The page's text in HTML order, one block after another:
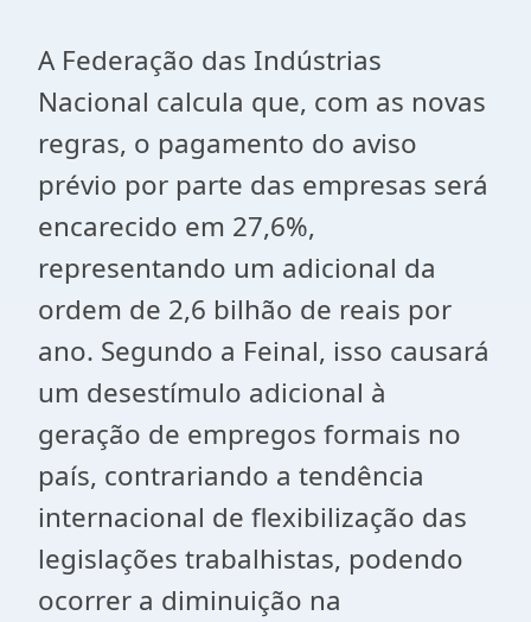
A Federação das Indústrias
Nacional calcula que, com as novas
regras, o pagamento do aviso
prévio por parte das empresas será
encarecido em 27,6%,
representando um adicional da
ordem de 2,6 bilhão de reais por
ano. Segundo a Feinal, isso causará
um desestímulo adicional à
geração de empregos formais no
país, contrariando a tendência
internacional de flexibilização das
legislações trabalhistas, podendo
ocorrer a diminuição na